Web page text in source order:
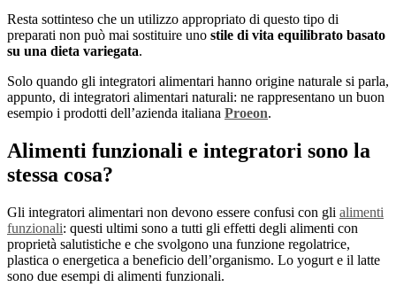
Resta sottinteso che un utilizzo appropriato di questo tipo di
preparati non può mai sostituire uno stile di vita equilibrato basato
su una dieta variegata.
Solo quando gli integratori alimentari hanno origine naturale si parla,
appunto, di integratori alimentari naturali: ne rappresentano un buon
esempio i prodotti dell’azienda italiana Proeon.
Alimenti funzionali e integratori sono la
stessa cosa?
Gli integratori alimentari non devono essere confusi con gli alimenti
funzionali: questi ultimi sono a tutti gli effetti degli alimenti con
proprietà salutistiche e che svolgono una funzione regolatrice,
plastica o energetica a beneficio dell’organismo. Lo yogurt e il latte
sono due esempi di alimenti funzionali.